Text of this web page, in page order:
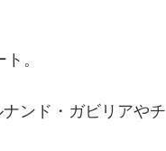
。
ンド・ガビリアやチ